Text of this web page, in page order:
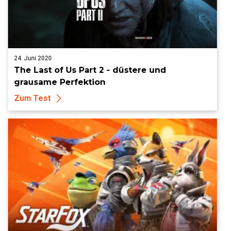
24. Juni 2020
The Last of Us Part 2 - düstere und
grausame Perfektion
Zum Test